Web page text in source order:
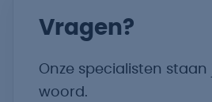
Vragen?
Onze specialisten
woord.